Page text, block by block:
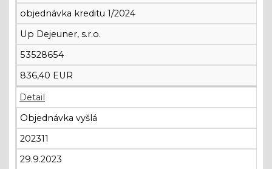
objednávka kreditu 1/2024
Up Dejeuner, s.r.o.
53528654
836,40 EUR
Detail
Objednávka vyšlá
202311
29.9.2023